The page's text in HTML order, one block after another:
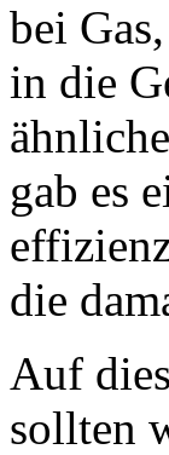
bei
in die
gab es
die
Auf
sollten